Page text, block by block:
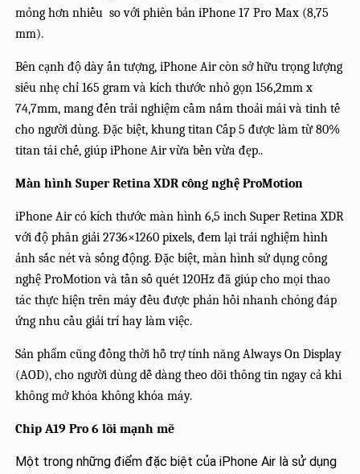
mỏng hơn nhiều so với phiên bản iPhone 17 Pro Max (8,75
mm).
Bên cạnh độ dày ấn tượng, iPhone Air còn sở hữu trọng lượng
siêu nhẹ chỉ 165 gram và kích thước nhỏ gọn 156,2mm x
74,7mm, mang đến trải nghiệm cầm nắm thoải mái và tinh tế
cho người dùng. Đặc biệt, khung titan Cấp 5 được làm từ 80%
titan tái chế, giúp iPhone Air vừa bền vừa đẹp..
Màn hình Super Retina XDR công nghệ ProMotion
iPhone Air có kích thước màn hình 6,5 inch Super Retina XDR
với độ phân giải 2736×1260 pixels, đem lại trải nghiệm hình
ảnh sắc nét và sống động. Đặc biệt, màn hình sử dụng công
nghệ ProMotion và tần số quét 120Hz đã giúp cho mọi thao
tác thực hiện trên máy đều được phản hồi nhanh chóng đáp
ứng nhu cầu giải trí hay làm việc.
Sản phẩm cũng đồng thời hỗ trợ tính năng Always On Display
(AOD), cho người dùng dễ dàng theo dõi thông tin ngay cả khi
không mở khóa không khóa máy.
Chip A19 Pro 6 lõi mạnh mẽ
Một trong những điểm đặc biệt của iPhone Air là sử dụng